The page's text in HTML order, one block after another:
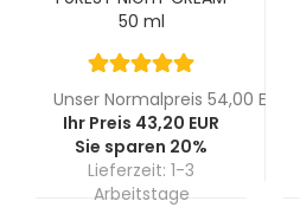
50 ml
Unser Normalpreis 54,00 EUR
Ihr Preis 43,20 EUR
Sie sparen 20%
Lieferzeit: 1-3
Arbeitstage